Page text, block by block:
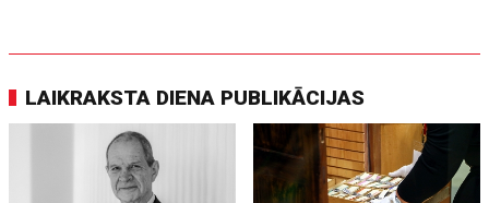
LAIKRAKSTA DIENA PUBLIKĀCIJAS